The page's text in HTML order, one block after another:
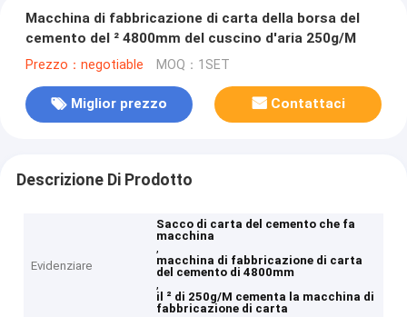
Macchina di fabbricazione di carta della borsa del
cemento del ² 4800mm del cuscino d'aria 250g/M
Prezzo：negotiable MOQ：1SET
Miglior prezzo Contattaci
Descrizione Di Prodotto
Evidenziare
Sacco di carta del cemento che fa
macchina
,
macchina di fabbricazione di carta
del cemento di 4800mm
,
il ² di 250g/M cementa la macchina di
fabbricazione di carta